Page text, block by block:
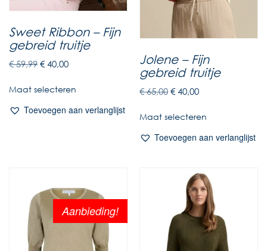
Sweet Ribbon – Fijn
gebreid truitje
€59,99 €40,00
Maat selecteren
Toevoegen aan verlanglijst
Jolene – Fijn
gebreid truitje
€65,00 €40,00
Maat selecteren
Toevoegen aan verlanglijst
Aanbieding!